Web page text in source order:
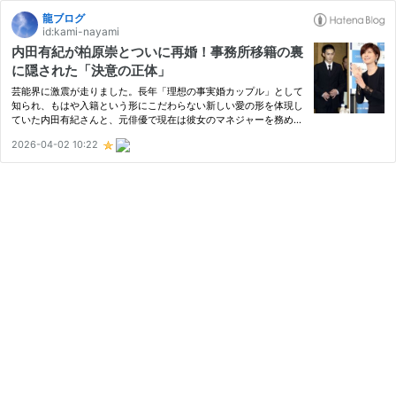
龍ブログ
id:kami-nayami
内田有紀が柏原崇とついに再婚！事務所移籍の裏
に隠された「決意の正体」
芸能界に激震が走りました。長年「理想の事実婚カップル」として
知られ、もはや入籍という形にこだわらない新しい愛の形を体現し
ていた内田有紀さんと、元俳優で現在は彼女のマネジャーを務める
年以上の歳月を経て、なぜ今、二人は籍を入れる道を選んだのか。
…
2026-04-02 10:22